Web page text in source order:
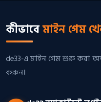
কীভাবেমাইন গেম
de33-এ মাইন গেম শুরু করা
করুন।